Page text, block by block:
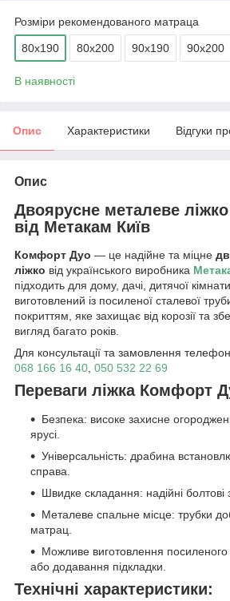
Розміри рекомендованого матраца
80х190 80х200 90х190 90х200
В наявності
Опис Характеристики Відгуки
Опис
Двоярусне металеве
від Метакам Київ
Комфорт Дуо — це надійне та міцне
ліжко від українського виробника
підходить для дому, дачі, дитячої
виготовлений із посиленої сталевої
покриттям, яке захищає від корозії та
вигляд багато років.
Для консультації та замовлення
068 166 16 40, 050 532 22 69
Переваги ліжка Комфорт
Безпека: високе захисне
ярусі.
Універсальність: драбина
справа.
Швидке складання: надійні болтові
Металеве спальне місце: трубки
матрац.
Можливе виготовлення посиленого
або додавання підкладки.
Технічні характеристики: